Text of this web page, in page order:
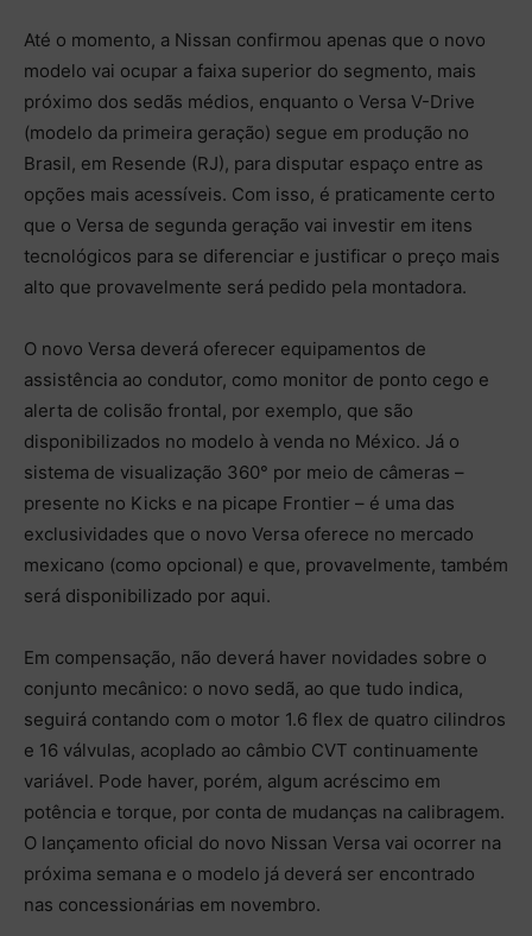
Até o momento, a Nissan confirmou apenas que o novo
modelo vai ocupar a faixa superior do segmento, mais
próximo dos sedãs médios, enquanto o Versa V-Drive
(modelo da primeira geração) segue em produção no
Brasil, em Resende (RJ), para disputar espaço entre as
opções mais acessíveis. Com isso, é praticamente certo
que o Versa de segunda geração vai investir em itens
tecnológicos para se diferenciar e justificar o preço mais
alto que provavelmente será pedido pela montadora.
O novo Versa deverá oferecer equipamentos de
assistência ao condutor, como monitor de ponto cego e
alerta de colisão frontal, por exemplo, que são
disponibilizados no modelo à venda no México. Já o
sistema de visualização 360° por meio de câmeras –
presente no Kicks e na picape Frontier – é uma das
exclusividades que o novo Versa oferece no mercado
mexicano (como opcional) e que, provavelmente, também
será disponibilizado por aqui.
Em compensação, não deverá haver novidades sobre o
conjunto mecânico: o novo sedã, ao que tudo indica,
seguirá contando com o motor 1.6 flex de quatro cilindros
e 16 válvulas, acoplado ao câmbio CVT continuamente
variável. Pode haver, porém, algum acréscimo em
potência e torque, por conta de mudanças na calibragem.
O lançamento oficial do novo Nissan Versa vai ocorrer na
próxima semana e o modelo já deverá ser encontrado
nas concessionárias em novembro.